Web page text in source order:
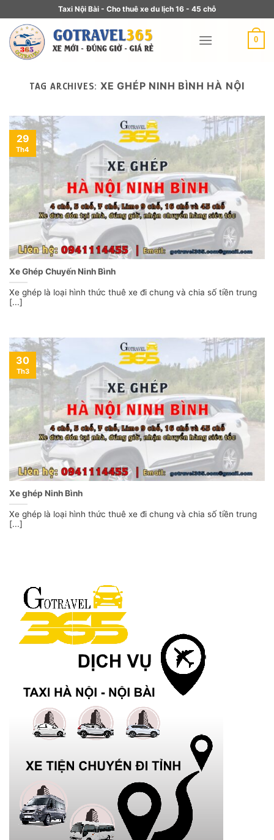
Taxi Nội Bài - Cho thuê xe du lịch 16 - 45 chỗ
0
TAG ARCHIVES: XE GHÉP NINH BÌNH HÀ NỘI
Xe Ghép Chuyến Ninh Bình
Xe ghép là loại hình thức thuê xe đi chung và chia số tiền trung
[...]
29
Th4
Xe ghép Ninh Bình
Xe ghép là loại hình thức thuê xe đi chung và chia số tiền trung
[...]
30
Th3